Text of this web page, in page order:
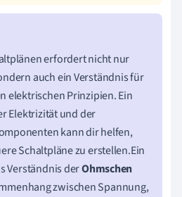
erfordert nicht nur
auch ein Verständnis für
elektrischen Prinzipien. Ein
Elektrizität und der
kann dir helfen,
Schaltpläne zu erstellen.Ein
Verständnis derOhmschen
zwischen Spannung,